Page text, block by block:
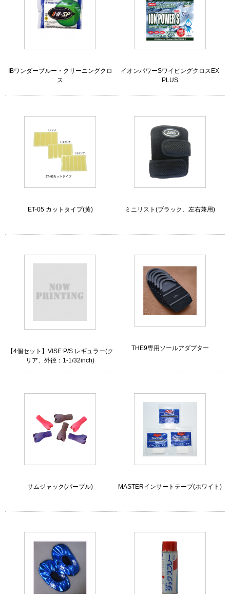
IBワンダーブルー・クリーニングクロ
ス
イオンパワーSワイピングクロスEX
PLUS
ET-05 カットタイプ(黄) ミニリスト(ブラック、左右兼用)
【4個セット】VISE P/S レギュラー(ク
リア、外径：1-1/32inch)
THE9専用ソールアダプター
サムジャック(パープル) MASTERインサートテープ(ホワイト)